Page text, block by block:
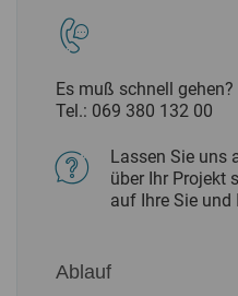
Es muß schnell
Tel.: 069 380 132 00
Lassen Sie uns
über Ihr Projekt
auf Ihre Sie und
Ablauf